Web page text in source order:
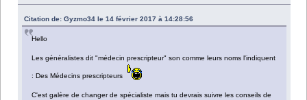
Citation de: Gyzmo34 le 14 février 2017 à 14:28:56
Hello
Les généralistes dit "médecin prescripteur" son comme leurs noms l'indiquent
: Des Médecins prescripteurs
C'est galère de changer de spécialiste mais tu devrais suivre les conseils de